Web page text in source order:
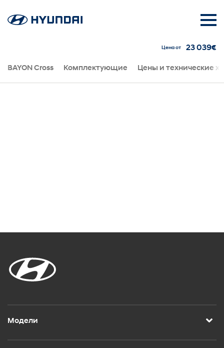
BAYON Cross Комплектующие Цены и технические
Цена от 23 039€
Модели